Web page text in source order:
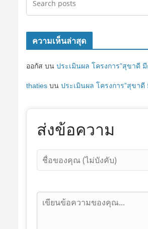
ความเห็นล่าสุด
ออกัส บน ประเมินผล โครงการ”สุขาดี
thatiesบน ประเมินผล โครงการ”สุขาดี
ส่งข้อความ